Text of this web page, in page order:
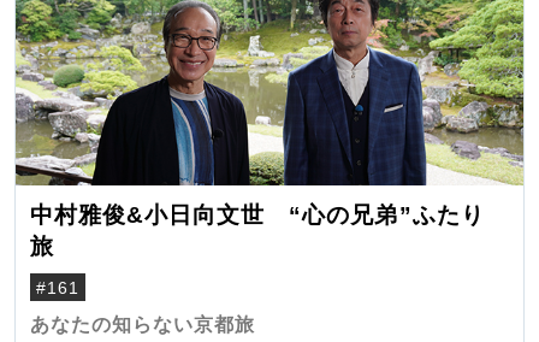
中村雅俊&小日向文世 “心の兄弟”ふたり
旅
#161
あなたの知らない京都旅